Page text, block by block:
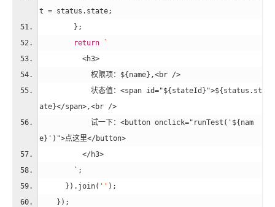
t = status.state;
        };
return
`
          <h3>
            权限项：
${name} ,<br />
            状态值：<span id="
${stateId} ">${status.st
ate}</span>,<br />
            试一下：<button onclick="runTest('
${nam
e} ')">点这里</button>
          </h3>
        `;
      }).join(
'' );
    });